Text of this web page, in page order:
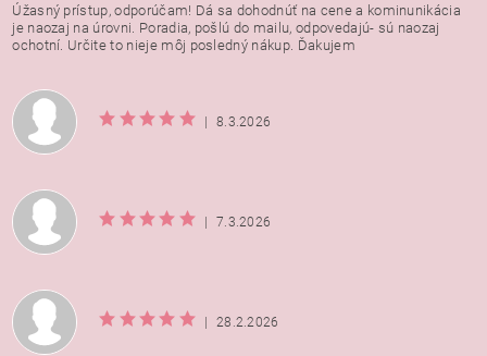
Úžasný prístup, odporúčam! Dá sa dohodnúť na cene a kominunikácia
je naozaj na úrovni. Poradia, pošlú do mailu, odpovedajú- sú naozaj
ochotní. Určite to nieje môj posledný nákup. Ďakujem
| 8.3.2026
| 7.3.2026
| 28.2.2026